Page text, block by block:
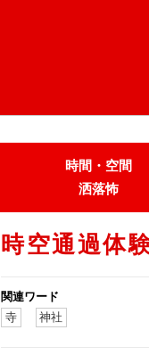
時間・空間
洒落怖
時空通過体
関連ワード
寺
神社